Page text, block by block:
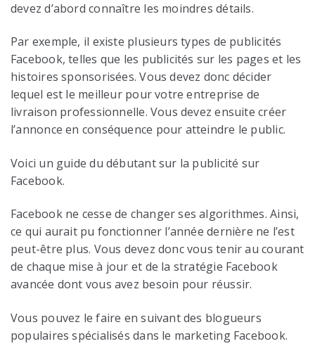
devez d’abord connaître les moindres détails.
Par exemple, il existe plusieurs types de publicités
Facebook, telles que les publicités sur les pages et les
histoires sponsorisées. Vous devez donc décider
lequel est le meilleur pour votre entreprise de
livraison professionnelle. Vous devez ensuite créer
l’annonce en conséquence pour atteindre le public.
Voici un guide du débutant sur la publicité sur
Facebook.
Facebook ne cesse de changer ses algorithmes. Ainsi,
ce qui aurait pu fonctionner l’année dernière ne l’est
peut-être plus. Vous devez donc vous tenir au courant
de chaque mise à jour et de la stratégie Facebook
avancée dont vous avez besoin pour réussir.
Vous pouvez le faire en suivant des blogueurs
populaires spécialisés dans le marketing Facebook.